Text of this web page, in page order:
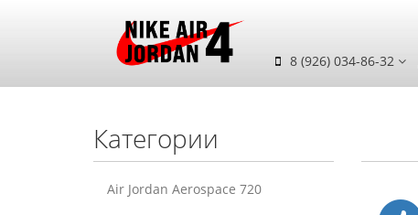
8 (926) 034-86-32
Категории
Air Jordan Aerospace 720